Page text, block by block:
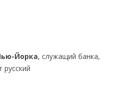
Йорка, служащий банка,
русский